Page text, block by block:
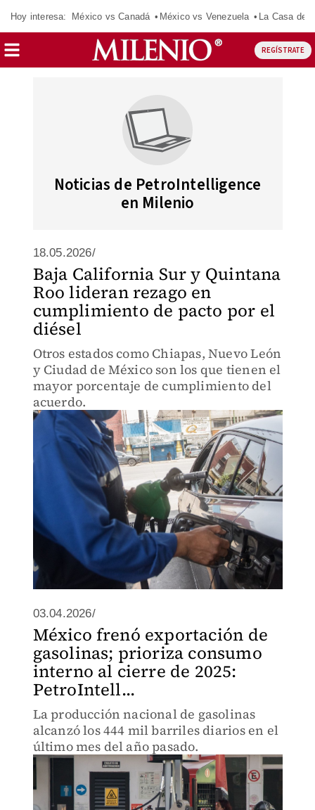
Hoy interesa: México vs Canadá México vs Venezuela La Casa de
REGÍSTRATE
Noticias de PetroIntelligence
en Milenio
18.05.2026/
Baja California Sur y Quintana
Roo lideran rezago en
cumplimiento de pacto por el
diésel
Otros estados como Chiapas, Nuevo León
y Ciudad de México son los que tienen el
mayor porcentaje de cumplimiento del
acuerdo.
03.04.2026/
México frenó exportación de
gasolinas; prioriza consumo
interno al cierre de 2025:
PetroIntell...
La producción nacional de gasolinas
alcanzó los 444 mil barriles diarios en el
último mes del año pasado.